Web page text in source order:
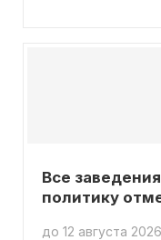
Все
политику
до 12 августа 2026